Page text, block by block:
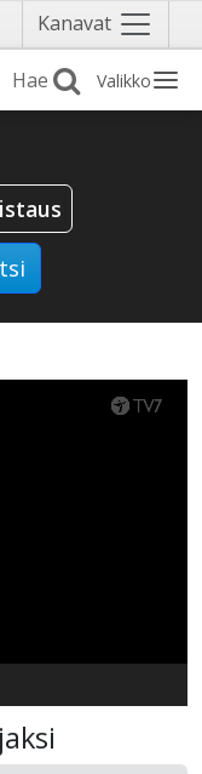
Kanavat Näytä
valikko
Valikko